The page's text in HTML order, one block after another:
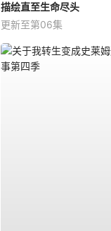
描绘直至生命尽头
更新至第06集